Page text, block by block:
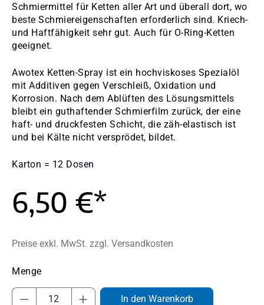
Schmiermittel für Ketten aller Art und überall dort, wo
beste Schmiereigenschaften erforderlich sind. Kriech-
und Haftfähigkeit sehr gut. Auch für O-Ring-Ketten
geeignet.
Awotex Ketten-Spray ist ein hochviskoses Spezialöl
mit Additiven gegen Verschleiß, Oxidation und
Korrosion. Nach dem Ablüften des Lösungsmittels
bleibt ein guthaftender Schmierfilm zurück, der eine
haft- und druckfesten Schicht, die zäh-elastisch ist
und bei Kälte nicht versprödet, bildet.
Karton = 12 Dosen
6,50 €*
Preise exkl. MwSt. zzgl. Versandkosten
Produkt Anzahl: Gib den gewünschten
In den Warenkorb